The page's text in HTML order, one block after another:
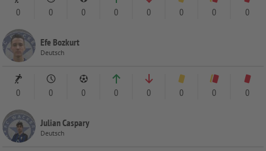
0 0 0 0 0 0 0 0
Efe Bozkurt
Deutsch
0 0 0 0 0 0 0 0
Julian Caspary
Deutsch